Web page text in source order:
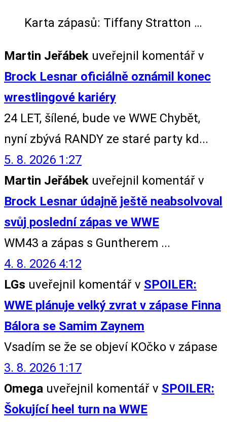
Karta zápasů: Tiffany Stratton …
Martin Jeřábek uveřejnil komentář v
Brock Lesnar oficiálně oznámil konec
wrestlingové kariéry
24 LET, šílené, bude ve WWE Chybět,
nyní zbývá RANDY ze staré party kd...
5. 8. 2026 1:27
Martin Jeřábek uveřejnil komentář v
Brock Lesnar údajně ještě neabsolvoval
svůj poslední zápas ve WWE
WM43 a zápas s Guntherem ...
4. 8. 2026 4:12
LGs uveřejnil komentář v SPOILER:
WWE plánuje velký zvrat v zápase Finna
Bálora se Samim Zaynem
Vsadím se že se objeví KOčko v zápase
3. 8. 2026 1:17
Omega uveřejnil komentář v SPOILER:
Šokující heel turn na WWE